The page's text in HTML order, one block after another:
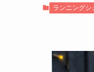
ランニングシ